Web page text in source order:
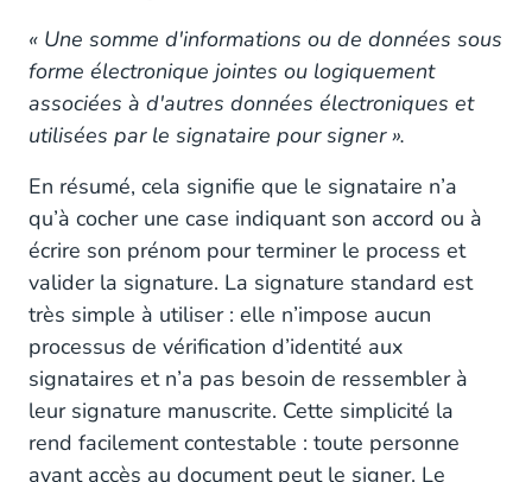
« Une somme d'informations ou de données sous
forme électronique jointes ou logiquement
associées à d'autres données électroniques et
utilisées par le signataire pour signer ».
En résumé, cela signifie que le signataire n’a
qu’à cocher une case indiquant son accord ou à
écrire son prénom pour terminer le process et
valider la signature. La signature standard est
très simple à utiliser : elle n’impose aucun
processus de vérification d’identité aux
signataires et n’a pas besoin de ressembler à
leur signature manuscrite. Cette simplicité la
rend facilement contestable : toute personne
ayant accès au document peut le signer. Le